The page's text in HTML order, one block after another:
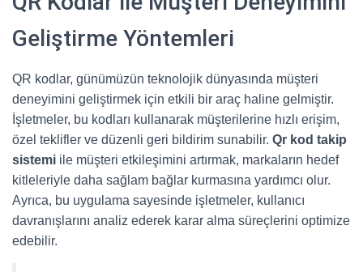
Geliştirme Yöntemleri
QR kodlar, günümüzün teknolojik dünyasında müşteri
deneyimini geliştirmek için etkili bir araç haline gelmiştir.
İşletmeler, bu kodları kullanarak müşterilerine hızlı erişim,
özel teklifler ve düzenli geri bildirim sunabilir. Qr kod takip
sistemi ile müşteri etkileşimini artırmak, markaların hedef
kitleleriyle daha sağlam bağlar kurmasına yardımcı olur.
Ayrıca, bu uygulama sayesinde işletmeler, kullanıcı
davranışlarını analiz ederek karar alma süreçlerini optimize
edebilir.